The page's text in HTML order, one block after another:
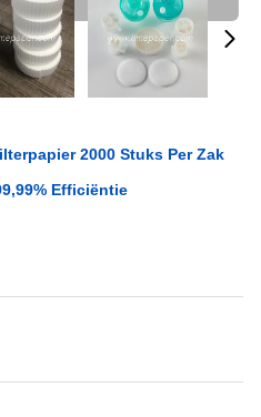
2000 Stuks Per Zak
Efficiëntie